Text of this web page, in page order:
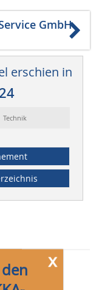
GmbH
erschien in
Technik
x